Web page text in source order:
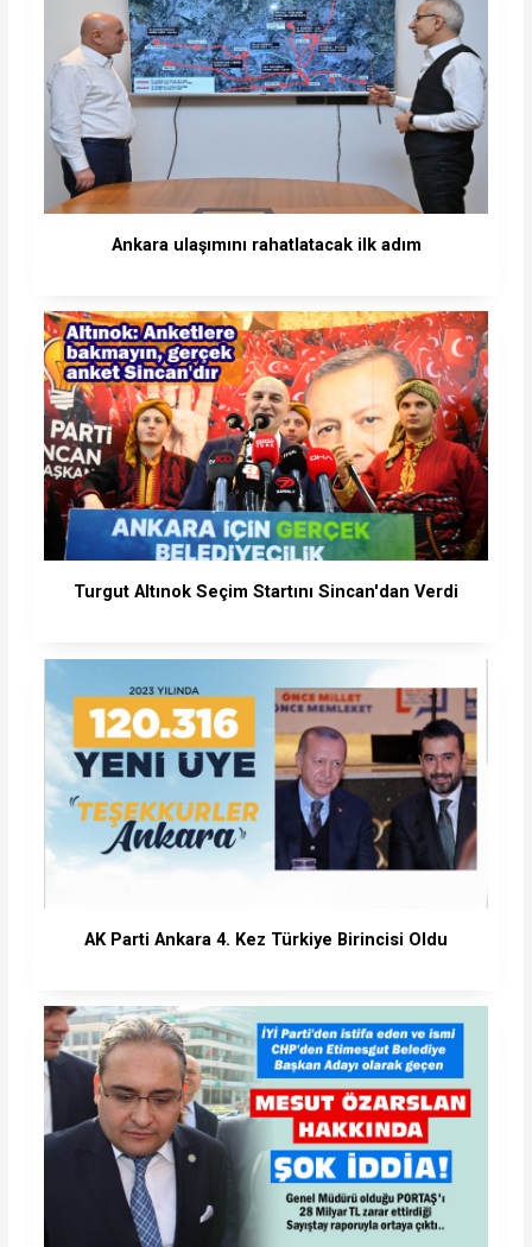
Ankara ulaşımını rahatlatacak ilk adım
Turgut Altınok Seçim Startını Sincan'dan Verdi
AK Parti Ankara 4. Kez Türkiye Birincisi Oldu